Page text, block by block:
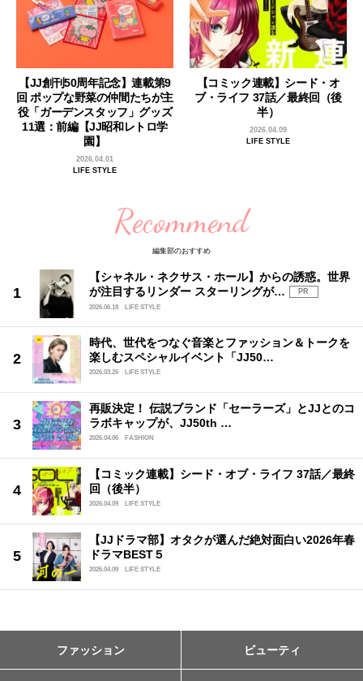
【JJ創刊50周年記念】連載第9
回 ポップな野菜の仲間たちが主
役「ガーデンスタッフ」グッズ
11選：前編【JJ昭和レトロ学
園】
2026.04.01
LIFE STYLE
【コミック連載】シード・オ
ブ・ライフ 37話／最終回（後
半）
2026.04.09
LIFE STYLE
Recommend
編集部のおすすめ
【シャネル・ネクサス・ホール】からの誘惑。世界
が注目するリンダー スターリングが…
PR
2026.06.18
LIFE STYLE
時代、世代をつなぐ音楽とファッション＆トークを
楽しむスペシャルイベント「JJ50…
2026.03.26 LIFE STYLE
再販決定！ 伝説ブランド「セーラーズ」とJJとのコ
ラボキャップが、JJ50th …
2026.04.06 FASHION
【コミック連載】シード・オブ・ライフ 37話／最終
回（後半）
2026.04.09 LIFE STYLE
【JJドラマ部】オタクが選んだ絶対面白い2026年春
ドラマBEST５
2026.04.09 LIFE STYLE
ファッション ビューティ